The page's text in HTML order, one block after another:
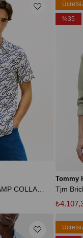
KETEN GÖMLEK CAMP COLLAR SS
Tommy
%35